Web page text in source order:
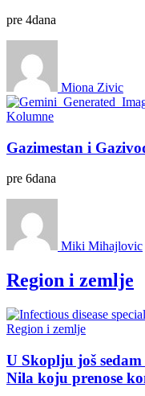
pre 4dana
Miona Zivic
Kolumne
Gazimestan i
pre 6dana
Miki Mihajlovic
Region i zemlje
Region i zemlje
U Skoplju još
Nila koju prenose